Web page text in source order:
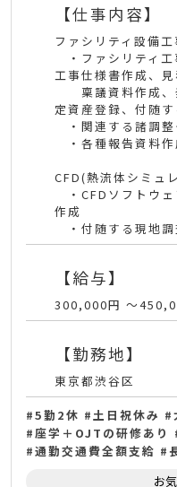
【仕事内容】
ファシリティ設備
・ファシリティ工
工事仕様書作成、
稟議資料作成、
定資産登録、付随
・関連する諸調整
・各種報告資料作
CFD(熱流体シミュ
・CFDソフトウ
作成
・付随する現地調
【給与】
300,000円 〜
【勤務地】
東京都渋谷区
5勤2休
土日祝休み
座学＋OJTの研修あり
通勤交通費全額支給
お